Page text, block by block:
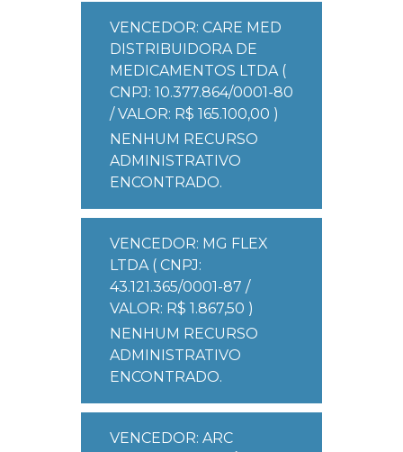
VENCEDOR: CARE MED
DISTRIBUIDORA DE
MEDICAMENTOS LTDA (
CNPJ: 10.377.864/0001-80
/ VALOR: R$ 165.100,00 )
NENHUM RECURSO
ADMINISTRATIVO
ENCONTRADO.
VENCEDOR: MG FLEX
LTDA ( CNPJ:
43.121.365/0001-87 /
VALOR: R$ 1.867,50 )
NENHUM RECURSO
ADMINISTRATIVO
ENCONTRADO.
VENCEDOR: ARC